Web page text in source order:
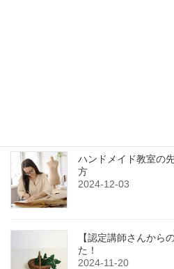
ハンドメイド教室の
方
2024-12-03
【認定講師さんから
た！
2024-11-20